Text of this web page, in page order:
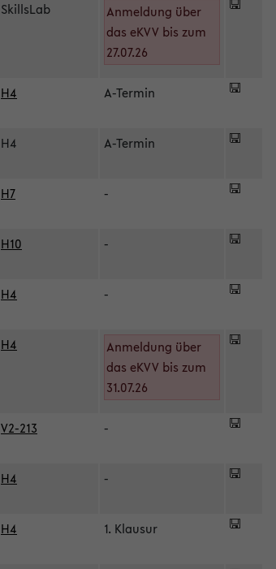
SkillsLab
Anmeldung über
das eKVV bis zum
27.07.26
H4 A-Termin
H4 A-Termin
H7 -
H10 -
H4 -
H4
Anmeldung über
das eKVV bis zum
31.07.26
V2-213 -
H4 -
H4 1. Klausur